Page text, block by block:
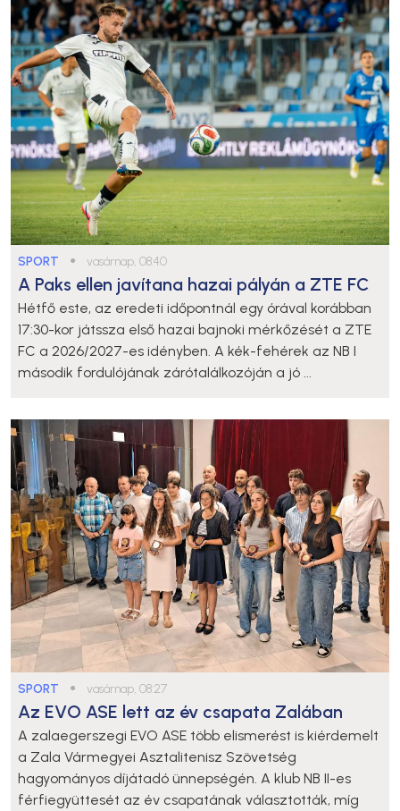
SPORT ● vasárnap, 08:40
A Paks ellen javítana hazai pályán a ZTE FC
Hétfő este, az eredeti időpontnál egy órával korábban
17:30-kor játssza első hazai bajnoki mérkőzését a ZTE
FC a 2026/2027-es idényben. A kék-fehérek az NB I
második fordulójának zárótalálkozóján a jó ...
SPORT ● vasárnap, 08:27
Az EVO ASE lett az év csapata Zalában
A zalaegerszegi EVO ASE több elismerést is kiérdemelt
a Zala Vármegyei Asztalitenisz Szövetség
hagyományos díjátadó ünnepségén. A klub NB II-es
férfiegyüttesét az év csapatának választották, míg